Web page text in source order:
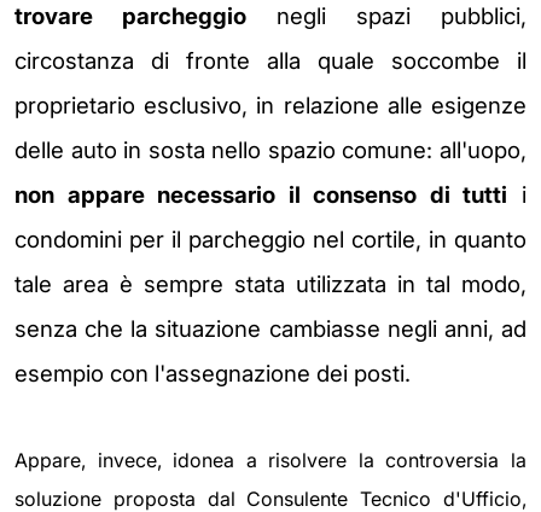
trovare parcheggio negli spazi pubblici,
circostanza di fronte alla quale soccombe il
proprietario esclusivo, in relazione alle esigenze
delle auto in sosta nello spazio comune: all'uopo,
non appare necessario il consenso di tutti i
condomini per il parcheggio nel cortile, in quanto
tale area è sempre stata utilizzata in tal modo,
senza che la situazione cambiasse negli anni, ad
esempio con l'assegnazione dei posti.
Appare, invece, idonea a risolvere la controversia la
soluzione proposta dal Consulente Tecnico d'Ufficio,